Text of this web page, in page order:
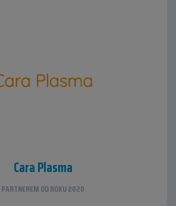
Cara Plasma
PARTNEREM OD ROKU 2020